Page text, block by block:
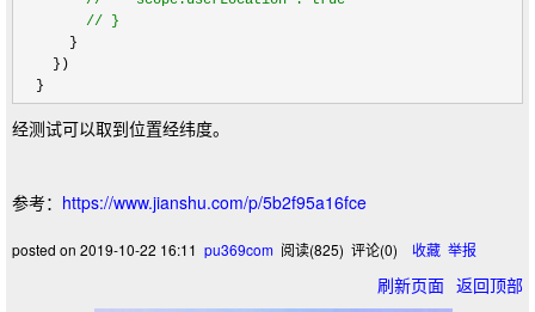
// }
      }
    })
  }
经测试可以取到位置经纬度。
参考： https://www.jianshu.com/p/5b2f95a16fce
posted on 2019-10-22 16:11 pu369com 阅读(825) 评论(0) 收藏 举报
刷新页面 返回顶部